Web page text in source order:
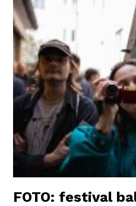
FOTO: festival